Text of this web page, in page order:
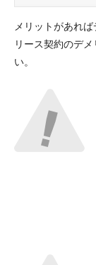
メリットがあれば
リース契約のデ
い。